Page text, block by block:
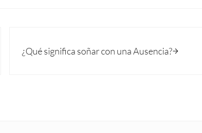
¿Qué significa soñar con una Ausencia?